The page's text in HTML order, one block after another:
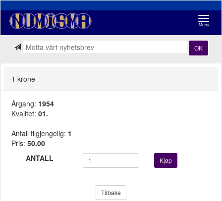
Meny
OK
1 krone
Årgang: 1954
Kvalitet: 01.
Antall tilgjengelig: 1
Pris: 50.00
ANTALL
Kjøp
Tilbake